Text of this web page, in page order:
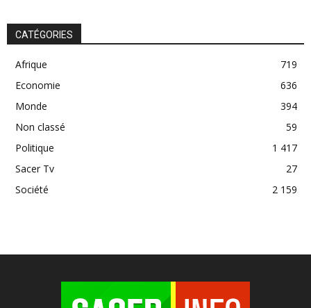
CATÉGORIES
Afrique
719
Economie
636
Monde
394
Non classé
59
Politique
1 417
Sacer Tv
27
Société
2 159